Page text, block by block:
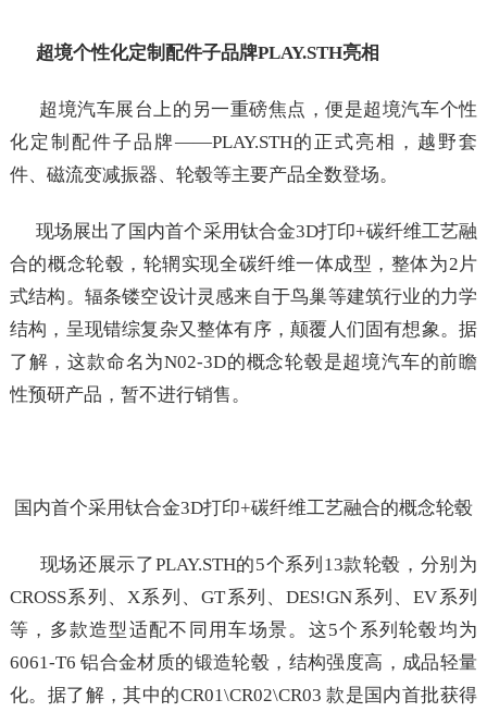
超境个性化定制配件子品牌PLAY.STH亮相
超境汽车展台上的另一重磅焦点，便是超境汽车个性
化定制配件子品牌——PLAY.STH的正式亮相，越野套
件、磁流变减振器、轮毂等主要产品全数登场。
现场展出了国内首个采用钛合金3D打印+碳纤维工艺融
合的概念轮毂，轮辋实现全碳纤维一体成型，整体为2片
式结构。辐条镂空设计灵感来自于鸟巢等建筑行业的力学
结构，呈现错综复杂又整体有序，颠覆人们固有想象。据
了解，这款命名为N02-3D的概念轮毂是超境汽车的前瞻
性预研产品，暂不进行销售。
国内首个采用钛合金3D打印+碳纤维工艺融合的概念轮毂
现场还展示了PLAY.STH的5个系列13款轮毂，分别为
CROSS系列、X系列、GT系列、DES!GN系列、EV系列
等，多款造型适配不同用车场景。这5个系列轮毂均为
6061-T6 铝合金材质的锻造轮毂，结构强度高，成品轻量
化。据了解，其中的CR01\CR02\CR03 款是国内首批获得